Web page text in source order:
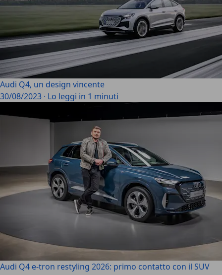
Audi Q4, un design vincente
30/08/2023 · Lo leggi in 1 minuti
Audi Q4 e-tron restyling 2026: primo contatto con il SUV